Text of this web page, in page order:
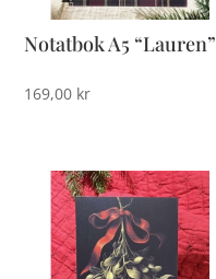
Notatbok A5 “Lauren”
169,00 kr